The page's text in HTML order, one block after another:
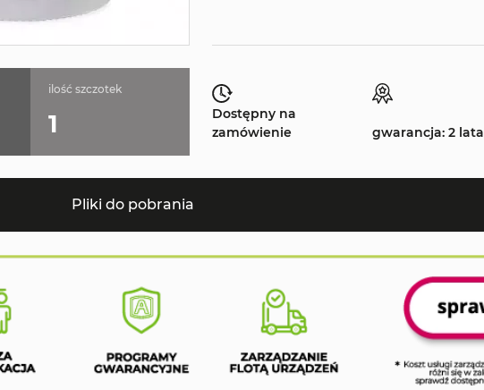
ilość szczotek
1
Dostępny na
zamówienie
gwarancja: 2 lata
Pliki do pobrania